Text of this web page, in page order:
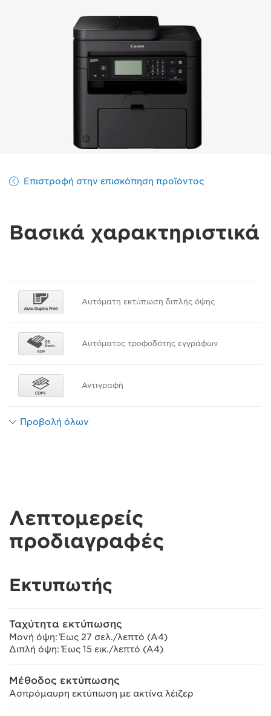
Επιστροφή στην επισκόπηση προϊόντος
Βασικά χαρακτηριστικά
Αυτόματη εκτύπωση διπλής όψης
Αυτόματος τροφοδότης εγγράφων
Αντιγραφή
Προβολή όλων
Λεπτομερείς
προδιαγραφές
Εκτυπωτής
Ταχύτητα εκτύπωσης
Μονή όψη: Έως 27 σελ./λεπτό (A4)
Διπλή όψη: Έως 15 εικ./λεπτό (A4)
Μέθοδος εκτύπωσης
Ασπρόμαυρη εκτύπωση με ακτίνα λέιζερ